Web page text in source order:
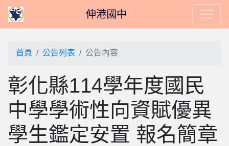
伸港國中
首頁 公告列表 公告內容
彰化縣114學年度國民
中學學術性向資賦優異
學生鑑定安置 報名簡章